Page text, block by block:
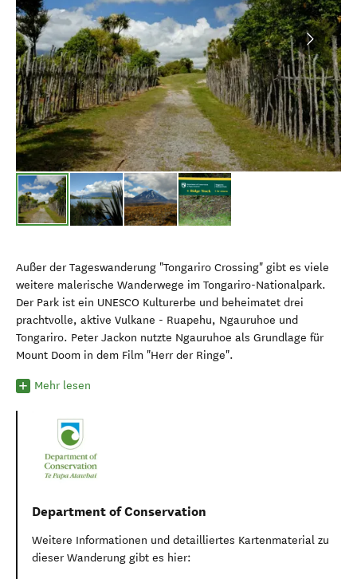
Außer der Tageswanderung "Tongariro Crossing" gibt es viele
weitere malerische Wanderwege im Tongariro-Nationalpark.
Der Park ist ein UNESCO Kulturerbe und beheimatet drei
prachtvolle, aktive Vulkane - Ruapehu, Ngauruhoe und
Tongariro. Peter Jackon nutzte Ngauruhoe als Grundlage für
Mount Doom in dem Film "Herr der Ringe".
Mehr lesen
Department of Conservation
Weitere Informationen und detailliertes Kartenmaterial zu
dieser Wanderung gibt es hier: